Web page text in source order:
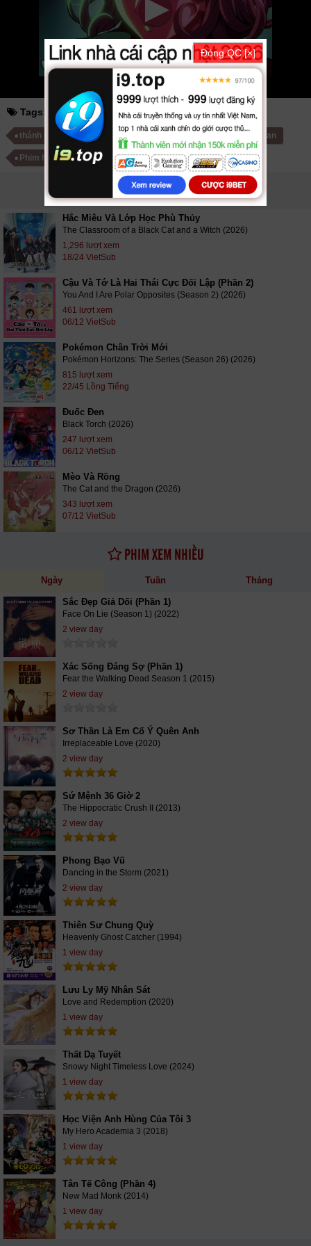
Hước, Viễn Tưởng, Khoa Học cập nhật phụ đề Vietsub nhanh nhất, xem
online nhanh nhất. Tải link fshare drive và download phim Nhất Quyền
Nhân (Phần 3) vtv HTV SCTV GOTV FullHD mới nhất. Mời các bạn đón
xem bộ phimNhất Quyền Nhân (Phần 3)Full 12/12 VietSub + Lồng Tiếng
Tags: nhất quyền nhân phần 3 nhất quyền nhân 3
thánh phồng tôm 3 one punch man 3 one-punch man
Phim hoạt hình Phim Anime Nhật Bản
PHIM LIÊN QUAN
Hắc Miêu Và Lớp Học Phù Thủy
The Classroom of a Black Cat and a Witch (2026)
1,296 lượt xem
18/24 VietSub
Cậu Và Tớ Là Hai Thái Cực Đối Lập (Phần 2)
You And I Are Polar Opposites (Season 2) (2026)
461 lượt xem
06/12 VietSub
Pokémon Chân Trời Mới
Pokémon Horizons: The Series (Season 26) (2026)
815 lượt xem
22/45 Lồng Tiếng
Đuốc Đen
Black Torch (2026)
247 lượt xem
06/12 VietSub
Mèo Và Rồng
The Cat and the Dragon (2026)
343 lượt xem
07/12 VietSub
PHIM XEM NHIỀU
Ngày Tuần Tháng
Sắc Đẹp Giả Dối (Phần 1)
Face On Lie (Season 1) (2022)
2 view day
Xác Sống Đáng Sợ (Phần 1)
Fear the Walking Dead Season 1 (2015)
2 view day
Sơ Thần Là Em Cố Ý Quên Anh
Irreplaceable Love (2020)
2 view day
Sứ Mệnh 36 Giờ 2
The Hippocratic Crush II (2013)
2 view day
Phong Bạo Vũ
Dancing in the Storm (2021)
2 view day
Thiên Sư Chung Quỳ
Heavenly Ghost Catcher (1994)
1 view day
Lưu Ly Mỹ Nhân Sát
Love and Redemption (2020)
1 view day
Thất Dạ Tuyết
Snowy Night Timeless Love (2024)
1 view day
Học Viện Anh Hùng Của Tôi 3
My Hero Academia 3 (2018)
1 view day
Tân Tế Công (Phần 4)
New Mad Monk (2014)
1 view day
Đóng QC [×]